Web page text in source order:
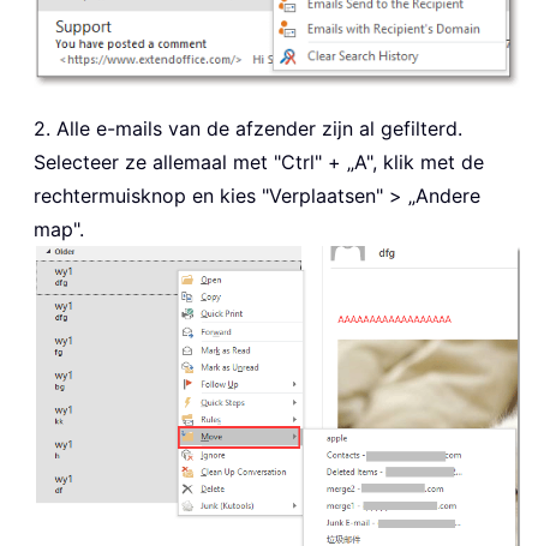
2. Alle e-mails van de afzender zijn al gefilterd.
Selecteer ze allemaal met "Ctrl" + „A", klik met de
rechtermuisknop en kies "Verplaatsen" > „Andere
map".